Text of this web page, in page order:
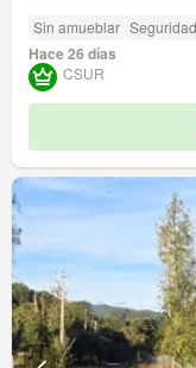
Sin amueblar Seguridad
Hace 26 días
CSUR